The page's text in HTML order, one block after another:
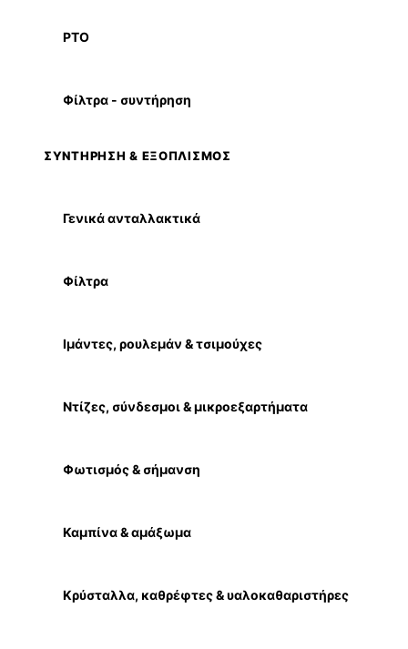
PTO
Φίλτρα - συντήρηση
ΣΥΝΤΗΡΗΣΗ & ΕΞΟΠΛΙΣΜΟΣ
Γενικά ανταλλακτικά
Φίλτρα
Ιμάντες, ρουλεμάν & τσιμούχες
Ντίζες, σύνδεσμοι & μικροεξαρτήματα
Φωτισμός & σήμανση
Καμπίνα & αμάξωμα
Κρύσταλλα, καθρέφτες & υαλοκαθαριστήρες